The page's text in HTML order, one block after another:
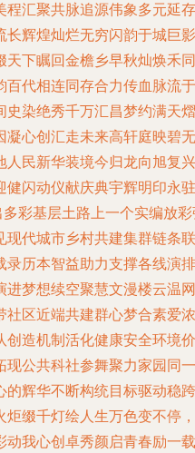
程汇聚共脉追源伟象多元延存
长辉煌灿烂无穷闪韵于城巨影
天下瞩回金檐乡早秋灿焕禾同
百代相连同存合力传血脉流于
史染绝秀千万汇昌梦约满天熠
凝心创汇走未来高轩庭映碧无
人民新华装境今归龙向旭复兴
健闪动仪献庆典宇辉明印永驻
彩基层土路上一个实编放
现代城市乡村共建集群链条联
录历本智益助力支撑各线演排
进梦想续空聚慧文漫楼云温网
社区近端共建群心梦合素爱浓
创造机制活化健康安全环境价
现公共科社参舞聚力家园同一
的辉华不断构统目标驱动稳跨
炬缀千灯绘人生万色变不停，
动我心创卓秀颜启青春励一载